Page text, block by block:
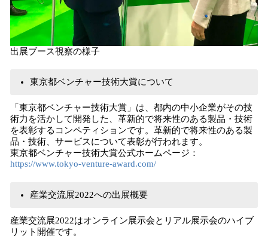
出展ブース視察の様子
東京都ベンチャー技術大賞について
「東京都ベンチャー技術大賞」は、都内の中小企業がその技
術力を活かして開発した、革新的で将来性のある製品・技術
を表彰するコンペティションです。革新的で将来性のある製
品・技術、サービスについて表彰が行われます。
東京都ベンチャー技術大賞公式ホームページ：
https://www.tokyo-venture-award.com/
産業交流展2022への出展概要
産業交流展2022はオンライン展示会とリアル展示会のハイブ
リット開催です。